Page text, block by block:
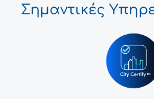
Σημαντικές